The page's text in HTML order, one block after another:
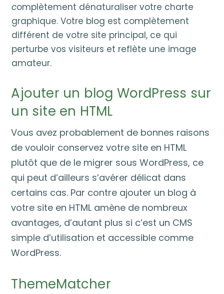
complètement dénaturaliser votre charte
graphique. Votre blog est complètement
différent de votre site principal, ce qui
perturbe vos visiteurs et reflète une image
amateur.
Ajouter un blog WordPress sur
un site en HTML
Vous avez probablement de bonnes raisons
de vouloir conservez votre site en HTML
plutôt que de le migrer sous WordPress, ce
qui peut d’ailleurs s’avérer délicat dans
certains cas. Par contre ajouter un blog à
votre site en HTML amène de nombreux
avantages, d’autant plus si c’est un CMS
simple d’utilisation et accessible comme
WordPress.
ThemeMatcher